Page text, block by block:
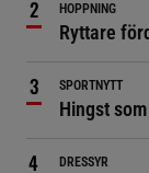
HOPPNING
Ryttare
SPORTNYTT
Hingst
DRESSYR